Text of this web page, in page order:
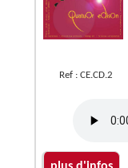
Ref : CE.CD.2